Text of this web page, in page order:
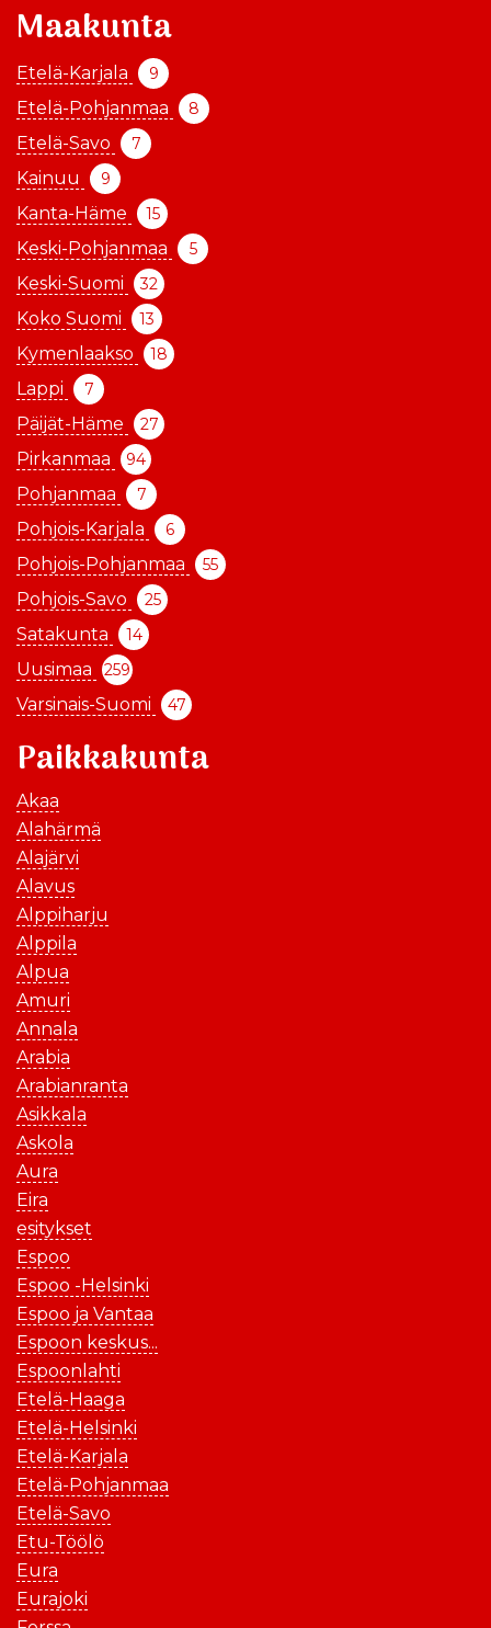
Maakunta
Etelä-Karjala 9
Etelä-Pohjanmaa 8
Etelä-Savo 7
Kainuu 9
Kanta-Häme 15
Keski-Pohjanmaa 5
Keski-Suomi 32
Koko Suomi 13
Kymenlaakso 18
Lappi 7
Päijät-Häme 27
Pirkanmaa 94
Pohjanmaa 7
Pohjois-Karjala 6
Pohjois-Pohjanmaa 55
Pohjois-Savo 25
Satakunta 14
Uusimaa 259
Varsinais-Suomi 47
Paikkakunta
Akaa
Alahärmä
Alajärvi
Alavus
Alppiharju
Alppila
Alpua
Amuri
Annala
Arabia
Arabianranta
Asikkala
Askola
Aura
Eira
esitykset
Espoo
Espoo -Helsinki
Espoo ja Vantaa
Espoon keskus...
Espoonlahti
Etelä-Haaga
Etelä-Helsinki
Etelä-Karjala
Etelä-Pohjanmaa
Etelä-Savo
Etu-Töölö
Eura
Eurajoki